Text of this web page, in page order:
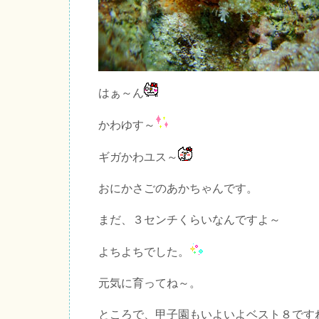
はぁ～ん
かわゆす～
ギガかわユス～
おにかさごのあかちゃんです。
まだ、３センチくらいなんですよ～
よちよちでした。
元気に育ってね～。
ところで、甲子園もいよいよベスト８です